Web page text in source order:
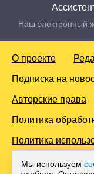
Наш электронный
О проекте
Подписка на
Авторские права
Политика
Политика
© 2016-2026 Все
Любое копирование
Мы используем